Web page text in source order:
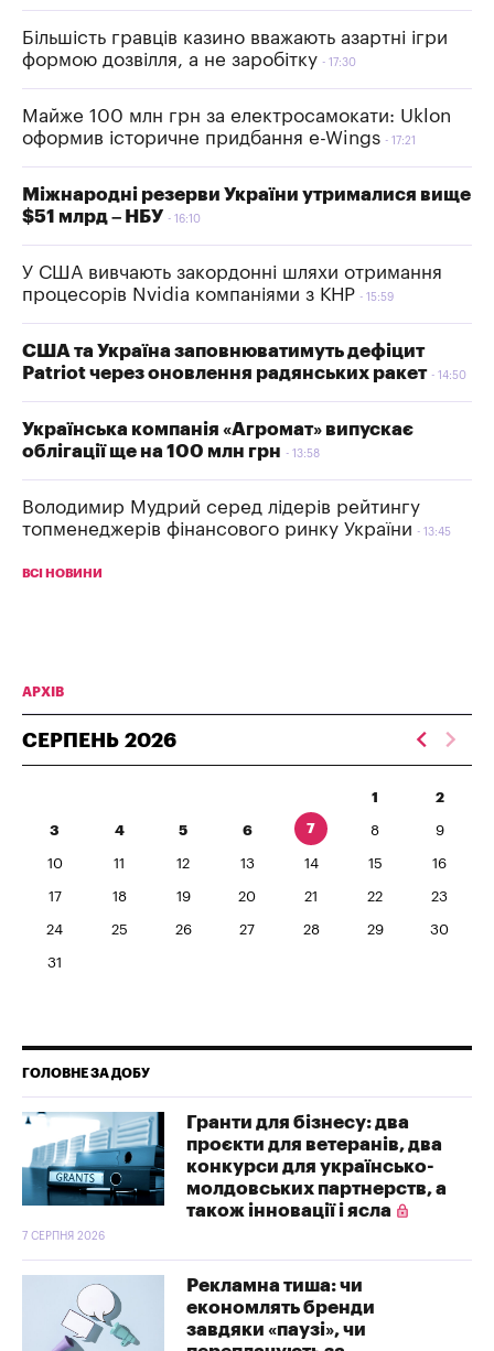
Більшість гравців казино вважають азартні ігри
формою дозвілля, а не заробітку
17:30
Майже 100 млн грн за електросамокати: Uklon
оформив історичне придбання e-Wings
17:21
Міжнародні резерви України утрималися вище
$51 млрд – НБУ
16:10
У США вивчають закордонні шляхи отримання
процесорів Nvidia компаніями з КНР
15:59
США та Україна заповнюватимуть дефіцит
Patriot через оновлення радянських ракет
14:50
Українська компанія «Агромат» випускає
облігації ще на 100 млн грн
13:58
Володимир Мудрий серед лідерів рейтингу
топменеджерів фінансового ринку України
13:45
ВСІ НОВИНИ
АРХІВ
СЕРПЕНЬ 2026
1 2
3 4 5 6 7 8 9
10 11 12 13 14 15 16
17 18 19 20 21 22 23
24 25 26 27 28 29 30
31
ГОЛОВНЕ ЗА ДОБУ
Гранти для бізнесу: два
проєкти для ветеранів, два
конкурси для українсько-
молдовських партнерств, а
також інновації і ясла
7 СЕРПНЯ 2026
Рекламна тиша: чи
економлять бренди
завдяки «паузі», чи